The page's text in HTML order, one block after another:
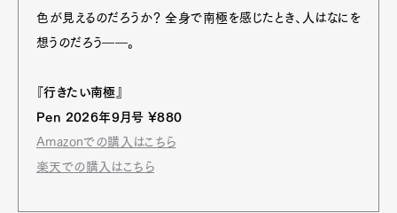
ProductCulture
色が見えるのだろうか？ 全身で南極を感じたとき、人はなにを
想うのだろう――。
『行きたい南極』
Pen 2026年9月号 ¥880
Amazonでの購入はこちら
楽天での購入はこちら